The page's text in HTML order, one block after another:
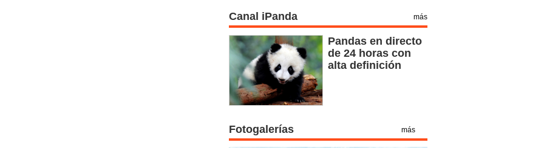
Canal iPanda más
Pandas en directo
de 24 horas con
alta definición
Fotogalerías más